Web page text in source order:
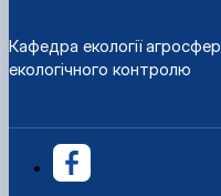
Кафедра екології
екологічного контролю